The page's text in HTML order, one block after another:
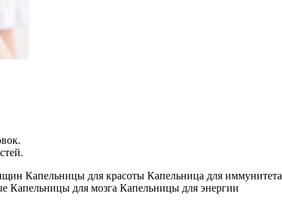
Капельницы для красоты Капельница для иммунитета
Капельницы для мозга Капельницы для энергии